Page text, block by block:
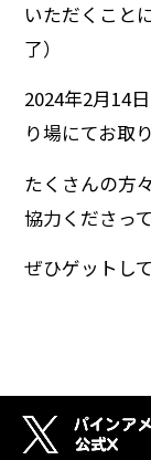
いただくこと
了）
2024年2月14
り場にてお取
たくさんの方
協力くださっ
ぜひゲットし